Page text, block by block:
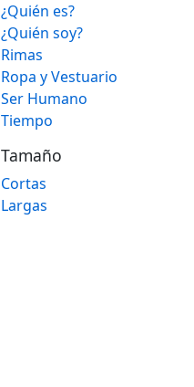
¿Quién es?
¿Quién soy?
Rimas
Ropa y Vestuario
Ser Humano
Tiempo
Tamaño
Cortas
Largas